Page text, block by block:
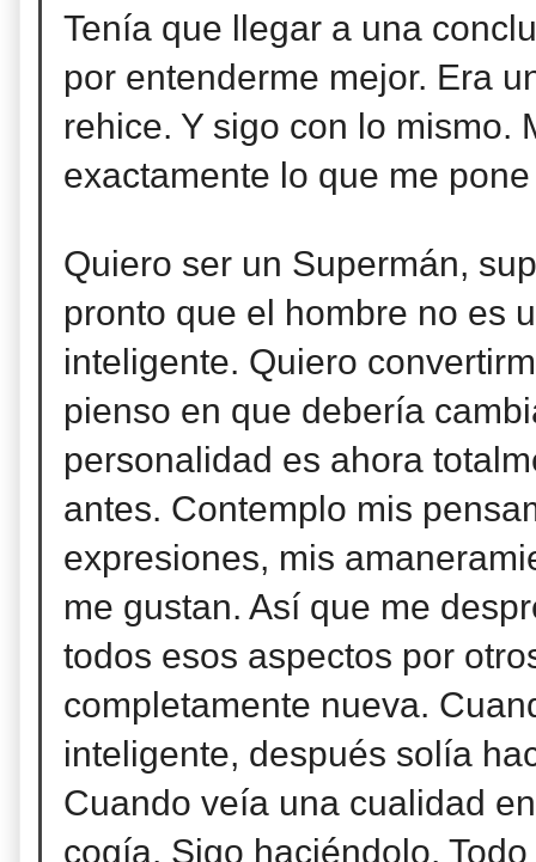
Tenía que llegar a una
por entenderme mejor. Era
rehice. Y sigo con lo mismo.
exactamente lo que me
Quiero ser un Supermán,
pronto que el hombre no es
inteligente. Quiero
pienso en que debería
personalidad es ahora
antes. Contemplo mis
expresiones, mis
me gustan. Así que me
todos esos aspectos por
completamente nueva.
inteligente, después solía
Cuando veía una cualidad
cogía. Sigo haciéndolo.